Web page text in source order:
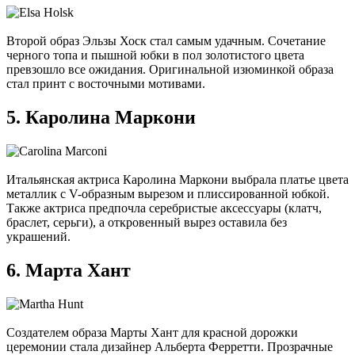
Второй образ Эльзы Хоск стал самым удачным. Сочетание
черного топа и пышной юбки в пол золотистого цвета
превзошло все ожидания. Оригинальной изюминкой образа
стал принт с восточными мотивами.
5. Каролина Маркони
Итальянская актриса Каролина Маркони выбрала платье цвета
металлик с V-образным вырезом и плиссированной юбкой.
Также актриса предпочла серебристые аксессуары (клатч,
браслет, серьги), а откровенный вырез оставила без
украшений.
6. Марта Хант
Создателем образа Марты Хант для красной дорожки
церемонии стала дизайнер Альберта Ферретти. Прозрачные